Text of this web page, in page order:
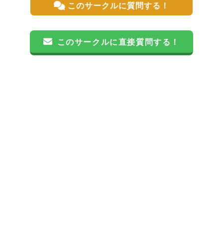
このサークルに質問する！
このサークルに直接質問する！